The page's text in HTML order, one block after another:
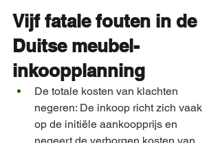
Vijf fatale fouten in de
Duitse meubel-
inkoopplanning
De totale kosten van klachten
negeren: De inkoop richt zich vaak
op de initiële aankoopprijs en